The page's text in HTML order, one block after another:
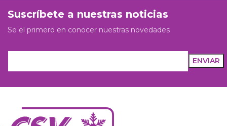
Suscríbete a nuestras noticias
Se el primero en conocer nuestras novedades